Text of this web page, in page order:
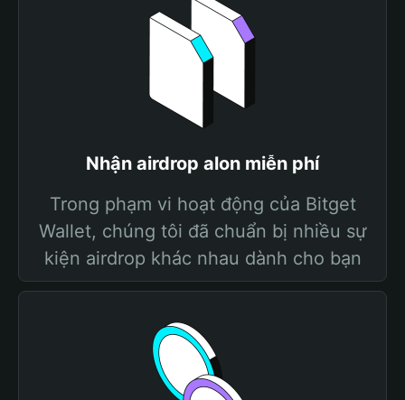
Nhận airdrop alon miễn phí
Trong phạm vi hoạt động của Bitget
Wallet, chúng tôi đã chuẩn bị nhiều sự
kiện airdrop khác nhau dành cho bạn